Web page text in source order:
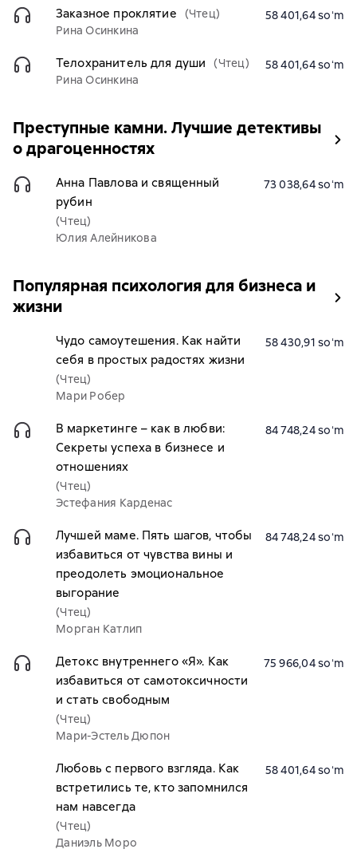
Заказное проклятие
(Чтец)
Рина Осинкина
58 401,64 soʻm
Телохранитель для души
(Чтец)
Рина Осинкина
58 401,64 soʻm
Преступные камни. Лучшие детективы
о драгоценностях
Анна Павлова и священный
рубин
(Чтец)
Юлия Алейникова
73 038,64 soʻm
Популярная психология для бизнеса и
жизни
Чудо самоутешения. Как найти
себя в простых радостях жизни
(Чтец)
Мари Робер
58 430,91 soʻm
В маркетинге – как в любви:
Секреты успеха в бизнесе и
отношениях
(Чтец)
Эстефания Карденас
84 748,24 soʻm
Лучшей маме. Пять шагов, чтобы
избавиться от чувства вины и
преодолеть эмоциональное
выгорание
(Чтец)
Морган Катлип
84 748,24 soʻm
Детокс внутреннего «Я». Как
избавиться от самотоксичности
и стать свободным
(Чтец)
Мари-Эстель Дюпон
75 966,04 soʻm
Любовь с первого взгляда. Как
встретились те, кто запомнился
нам навсегда
(Чтец)
Даниэль Моро
58 401,64 soʻm